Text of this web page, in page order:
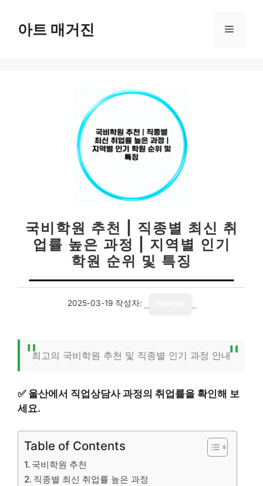
아트 매거진 메
국비학원 추천 | 직종별 최신 취
업률 높은 과정 | 지역별 인기
학원 순위 및 특징
2025-03-19 작성자:
최고의 국비학원 추천 및 직종별 인기 과정 안내
✅ 울산에서 직업상담사 과정의 취업률을 확인해 보
세요.
Table of Contents
국비학원 추천
직종별 최신 취업률 높은 과정